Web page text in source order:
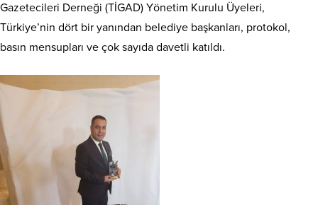
Gazetecileri Derneği (TİGAD) Yönetim Kurulu Üyeleri,
Türkiye’nin dört bir yanından belediye başkanları, protokol,
basın mensupları ve çok sayıda davetli katıldı.